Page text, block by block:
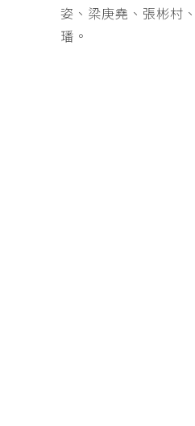
姿、梁庚堯、張彬村
璠。